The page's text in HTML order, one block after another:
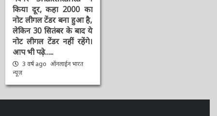
किया दूर, कहा 2000 का
नोट लीगल टेंडर बना हुआ है,
लेकिन 30 सितंबर के बाद ये
नोट लीगल टेंडर नहीं रहेंगे।
आप भी पढ़े…..
3 वर्ष ago ऑनलाईन भारत
न्यूज़